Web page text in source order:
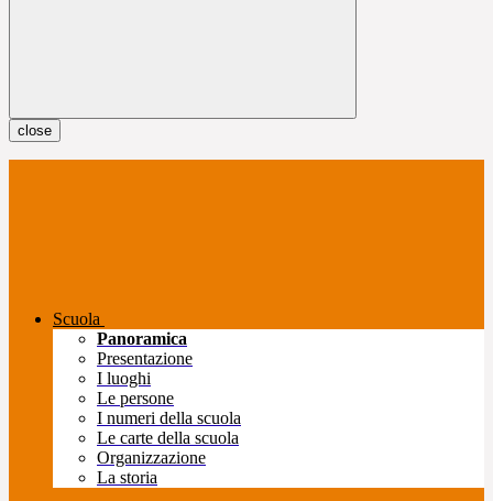
close
Scuola
Panoramica
Presentazione
I luoghi
Le persone
I numeri della scuola
Le carte della scuola
Organizzazione
La storia